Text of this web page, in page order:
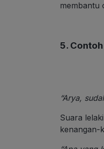
membantu
5.
“Arya,
Suara
kenangan-